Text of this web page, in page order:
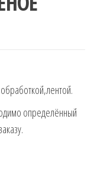
определённый